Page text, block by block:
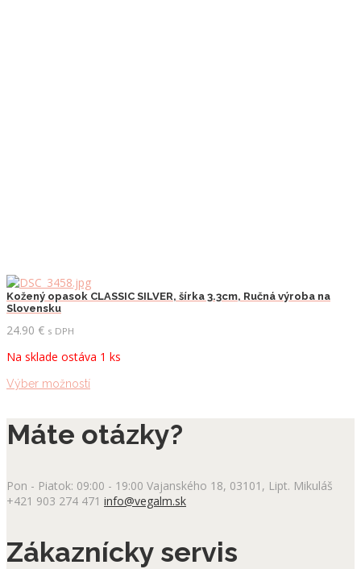
Kožený opasok CLASSIC SILVER, šírka 3.3cm, Ručná výroba na
Slovensku
24.90 € s DPH
Na sklade ostáva 1 ks
Výber možnostíTento
viacero
variantov.
môžete
vybrať
produktu.
Máte otázky?
Pon - Piatok: 09:00 - 19:00 Vajanského 18, 03101, Lipt. Mikuláš
+421 903 274 471 info@vegalm.sk
Zákaznícky servis